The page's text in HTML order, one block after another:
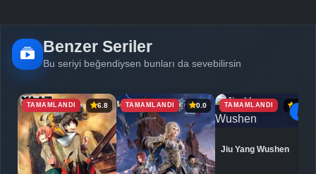
Benzer Seriler
Bu seriyi beğendiysen bunları da sevebilirsin
TAMAMLANDI 6.8 TAMAMLANDI 0.0 TAMAMLANDI 6.9
Jiu Yang Wushen